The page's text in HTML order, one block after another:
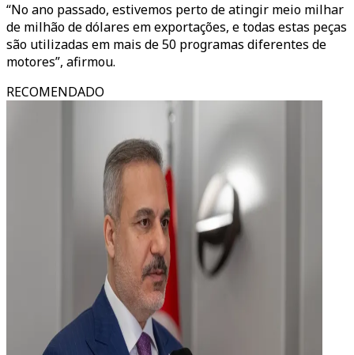
“No ano passado, estivemos perto de atingir meio milhar
de milhão de dólares em exportações, e todas estas peças
são utilizadas em mais de 50 programas diferentes de
motores”, afirmou.
RECOMENDADO